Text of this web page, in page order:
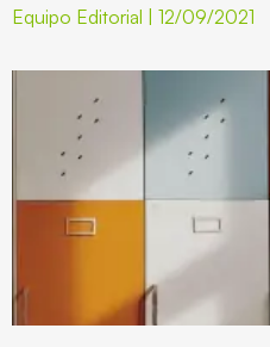
Equipo Editorial 12/09/2021